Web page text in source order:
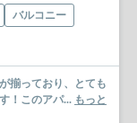
バルコニー
揃っており、とても
！このアパ... もっと